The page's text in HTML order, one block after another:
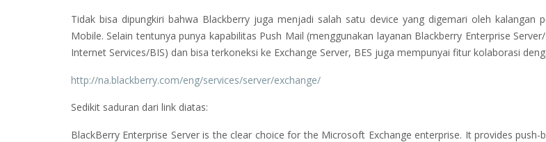
Tidak bisa dipungkiri bahwa Blackberry juga menjadi salah satu device yang digemari oleh kalangan
Mobile. Selain tentunya punya kapabilitas Push Mail (menggunakan layanan Blackberry Enterprise
Internet Services/BIS) dan bisa terkoneksi ke Exchange Server, BES juga mempunyai fitur kolaborasi
http://na.blackberry.com/eng/services/server/exchange/
Sedikit saduran dari link diatas:
BlackBerry Enterprise Server is the clear choice for the Microsoft Exchange enterprise. It provides push-